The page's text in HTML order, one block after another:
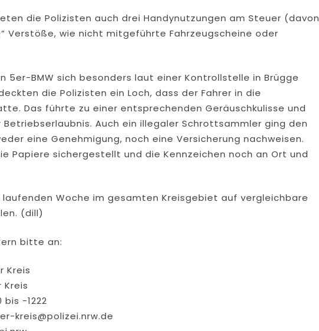
die Polizisten auch drei Handynutzungen am Steuer (davon
Verstöße, wie nicht mitgeführte Fahrzeugscheine oder
5er-BMW sich besonders laut einer Kontrollstelle in Brügge
die Polizisten ein Loch, dass der Fahrer in die
Das führte zu einer entsprechenden Geräuschkulisse und
Auch ein illegaler Schrottsammler ging den
eine Genehmigung, noch eine Versicherung nachweisen.
Papiere sichergestellt und die Kennzeichen noch an Ort und
Woche im gesamten Kreisgebiet auf vergleichbare
(dill)
bitte an:
Kreis
Kreis
bis -1222
kreis@polizei.nrw.de